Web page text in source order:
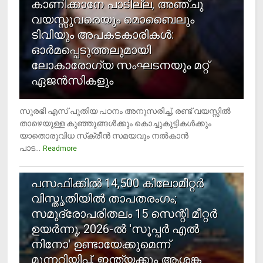
കാണിക്കാനേ പാടില്ല, അഞ്ചു
വയസ്സുവരെയും മൊബൈലും
ടിവിയും അപകടകാരികള്‍:
ഓര്‍മപ്പെടുത്തലുമായി
ലോകാരോഗ്യ സംഘടനയും മറ്റ്
ഏജന്‍സികളും
സുരഭി എസ് പുതിയ പഠനം അനുസരിച്ച്, രണ്ട് വയസ്സില്‍
താഴെയുള്ള കുഞ്ഞുങ്ങള്‍ക്കും കൊച്ചുകുട്ടികള്‍ക്കും
യാതൊരുവിധ സ്‌ക്രീന്‍ സമയവും നല്‍കാന്‍
പാട... Readmore
പസഫിക്കില്‍ 14,500 കിലോമീറ്റര്‍
വിസ്തൃതിയില്‍ താപതരംഗം;
സമുദ്രോപരിതലം 15 സെന്റി മീറ്റര്‍
ഉയര്‍ന്നു, 2026-ല്‍ 'സൂപ്പര്‍ എല്‍
നിനോ' ഉണ്ടായേക്കുമെന്ന്
മുന്നറിയിപ്പ്, ഇന്ത്യക്കും ആശങ്ക